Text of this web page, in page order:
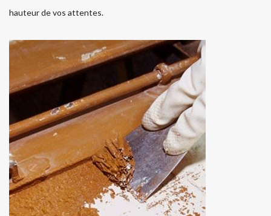
hauteur de vos attentes.